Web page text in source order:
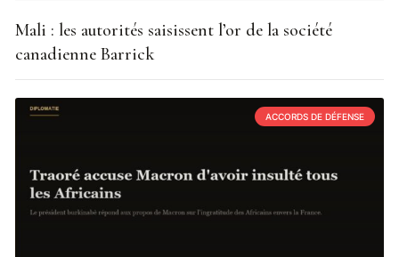
Mali : les autorités saisissent l’or de la société
canadienne Barrick
ACCORDS DE DÉFENSE